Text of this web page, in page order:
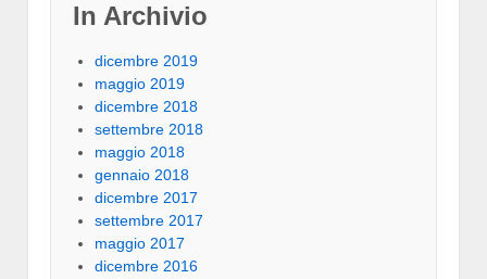
In Archivio
dicembre 2019
maggio 2019
dicembre 2018
settembre 2018
maggio 2018
gennaio 2018
dicembre 2017
settembre 2017
maggio 2017
dicembre 2016